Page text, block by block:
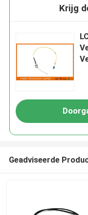
Krijg
Geadviseerde